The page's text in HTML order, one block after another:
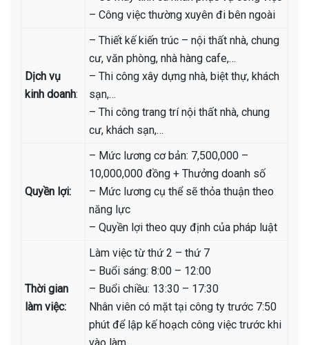
– Công việc thường xuyên đi bên ngoài
Dịch vụ
kinh doanh:
– Thiết kế kiến trúc – nội thất nhà, chung
cư, văn phòng, nhà hàng cafe,…
– Thi công xây dựng nhà, biệt thự, khách
sạn,…
– Thi công trang trí nội thất nhà, chung
cư, khách sạn,…
Quyền lợi:
– Mức lương cơ bản: 7,500,000 –
10,000,000 đồng + Thưởng doanh số
– Mức lương cụ thể sẽ thỏa thuận theo
năng lực
– Quyền lợi theo quy định của pháp luật
Thời gian
làm việc:
Làm việc từ thứ 2 – thứ 7
– Buổi sáng: 8:00 – 12:00
– Buổi chiều: 13:30 – 17:30
Nhân viên có mặt tại công ty trước 7:50
phút để lập kế hoạch công việc trước khi